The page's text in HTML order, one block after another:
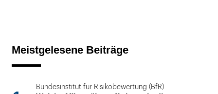
Meistgelesene Beiträge
Bundesinstitut für Risikobewertung (BfR)